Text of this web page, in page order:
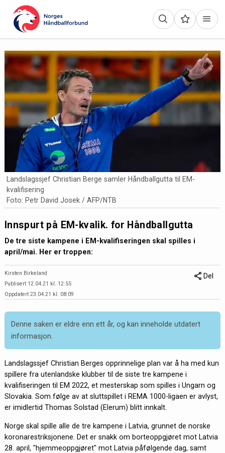
Landslagssjef Christian Berge samler Håndballgutta til EM-
kvalifisering
Foto: Petr David Josek / AFP/NTB
Innspurt på EM-kvalik. for Håndballgutta
De tre siste kampene i EM-kvalifiseringen skal spilles i
april/mai. Her er troppen:
Kirsten Birkeland
Publisert 12.04.21 kl. 12:55
Oppdatert 23.04.21 kl. 08:09
Del
Denne saken er eldre enn ett år, og kan inneholde utdatert
informasjon.
Landslagssjef Christian Berges opprinnelige plan var å ha med kun
spillere fra utenlandske klubber til de siste tre kampene i
kvalifiseringen til EM 2022, et mesterskap som spilles i Ungarn og
Slovakia. Som følge av at sluttspillet i REMA 1000-ligaen er avlyst,
er imidlertid Thomas Solstad (Elerum) blitt innkalt.
Norge skal spille alle de tre kampene i Latvia, grunnet de norske
koronarestriksjonene. Det er snakk om borteoppgjøret mot Latvia
28. april, "hjemmeoppgjøret" mot Latvia påfølgende dag, samt